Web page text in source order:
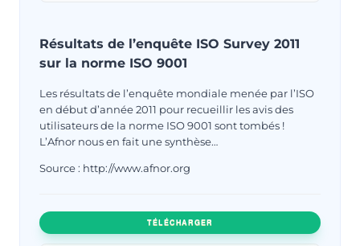
Résultats de l’enquête ISO Survey 2011
sur la norme ISO 9001
Les résultats de l’enquête mondiale menée par l’ISO
en début d’année 2011 pour recueillir les avis des
utilisateurs de la norme ISO 9001 sont tombés !
L’Afnor nous en fait une synthèse…
Source : http://www.afnor.org
TÉLÉCHARGER